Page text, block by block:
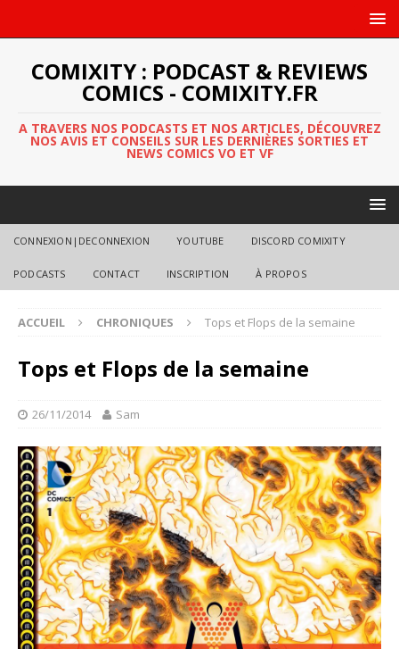
COMIXITY : PODCAST & REVIEWS
COMICS - COMIXITY.FR
A TRAVERS NOS PODCASTS ET NOS ARTICLES, DÉCOUVREZ
NOS AVIS ET CONSEILS SUR LES DERNIÈRES SORTIES ET
NEWS COMICS VO ET VF
CONNEXION|DECONNEXION YOUTUBE DISCORD COMIXITY
PODCASTS CONTACT INSCRIPTION À PROPOS
ACCUEIL CHRONIQUES Tops et Flops de la semaine
Tops et Flops de la semaine
26/11/2014 Sam